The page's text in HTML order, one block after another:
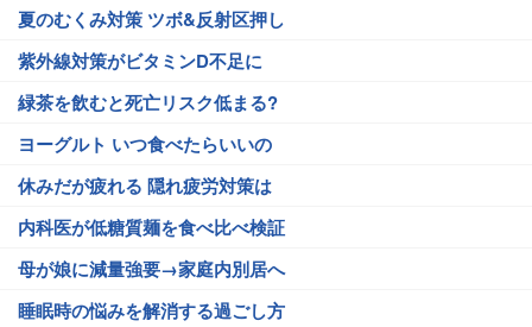
夏のむくみ対策 ツボ&反射区押し
紫外線対策がビタミンD不足に
緑茶を飲むと死亡リスク低まる?
ヨーグルト いつ食べたらいいの
休みだが疲れる 隠れ疲労対策は
内科医が低糖質麺を食べ比べ検証
母が娘に減量強要→家庭内別居へ
睡眠時の悩みを解消する過ごし方